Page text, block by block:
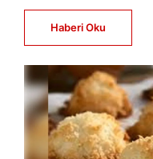
Haberi Oku